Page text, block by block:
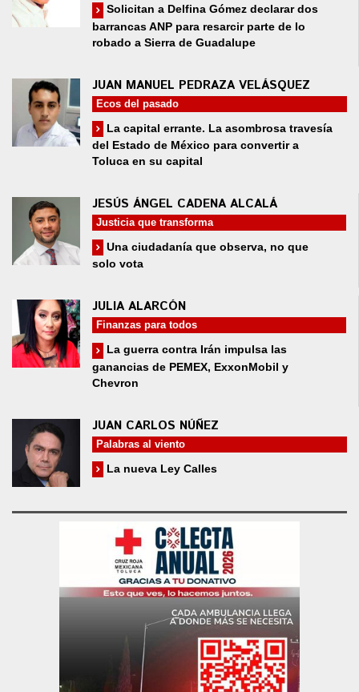
Solicitan a Delfina Gómez declarar dos
barrancas ANP para resarcir parte de lo
robado a Sierra de Guadalupe
JUAN MANUEL PEDRAZA VELÁSQUEZ
Ecos del pasado
La capital errante. La asombrosa travesía
del Estado de México para convertir a
Toluca en su capital
JESÚS ÁNGEL CADENA ALCALÁ
Justicia que transforma
Una ciudadanía que observa, no que
solo vota
JULIA ALARCÓN
Finanzas para todos
La guerra contra Irán impulsa las
ganancias de PEMEX, ExxonMobil y
Chevron
JUAN CARLOS NÚÑEZ
Palabras al viento
La nueva Ley Calles